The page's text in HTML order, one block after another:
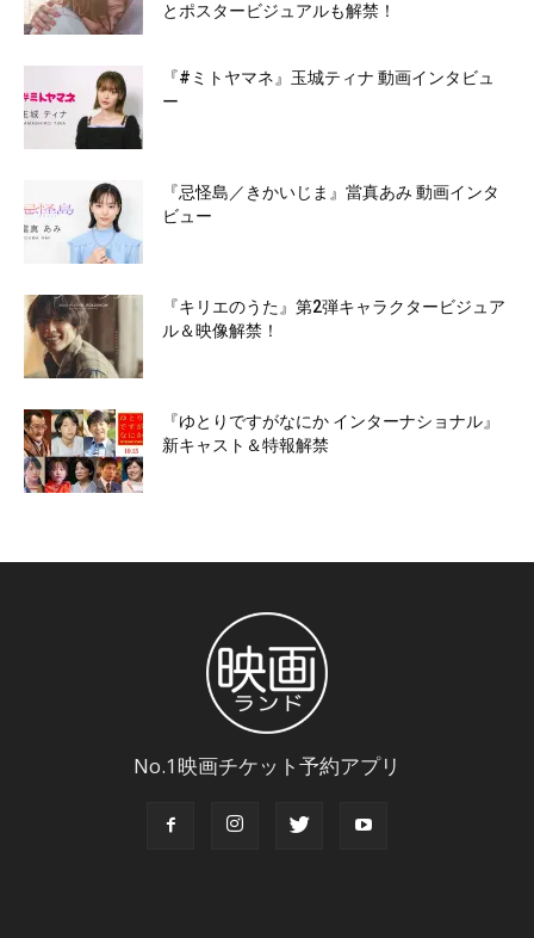
とポスタービジュアルも解禁！
『#ミトヤマネ』玉城ティナ 動画インタビュ
ー
『忌怪島／きかいじま』當真あみ 動画インタ
ビュー
『キリエのうた』第2弾キャラクタービジュア
ル＆映像解禁！
『ゆとりですがなにか インターナショナル』
新キャスト＆特報解禁
No.1映画チケット予約アプリ